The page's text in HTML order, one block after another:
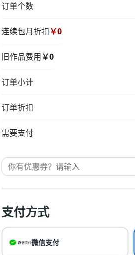
订单个数
连续包月折扣￥0
旧作品费用￥0
订单小计
订单折扣
需要支付
支付方式
微信支付